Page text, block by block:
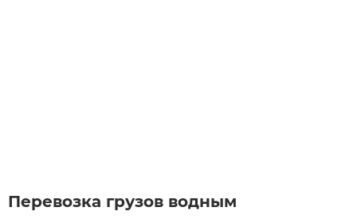
Перевозка грузов водным